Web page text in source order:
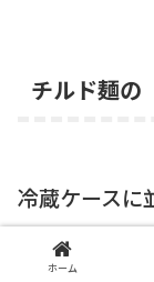
チルド麺の
冷蔵ケースに
がセットに
ホーム